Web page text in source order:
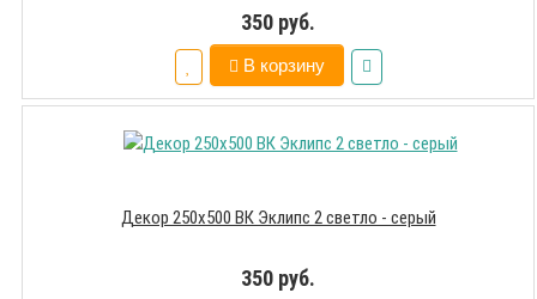
350 руб.
В корзину
Декор 250х500 ВК Эклипс 2 светло - серый
350 руб.